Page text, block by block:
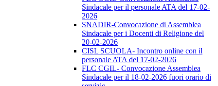
Sindacale per il personale ATA del 17-02-
2026
SNADIR-Convocazione di Assemblea
Sindacale per i Docenti di Religione del
20-02-2026
CISL SCUOLA- Incontro online con il
personale ATA del 17-02-2026
FLC CGIL- Convocazione Assemblea
Sindacale per il 18-02-2026 fuori orario di